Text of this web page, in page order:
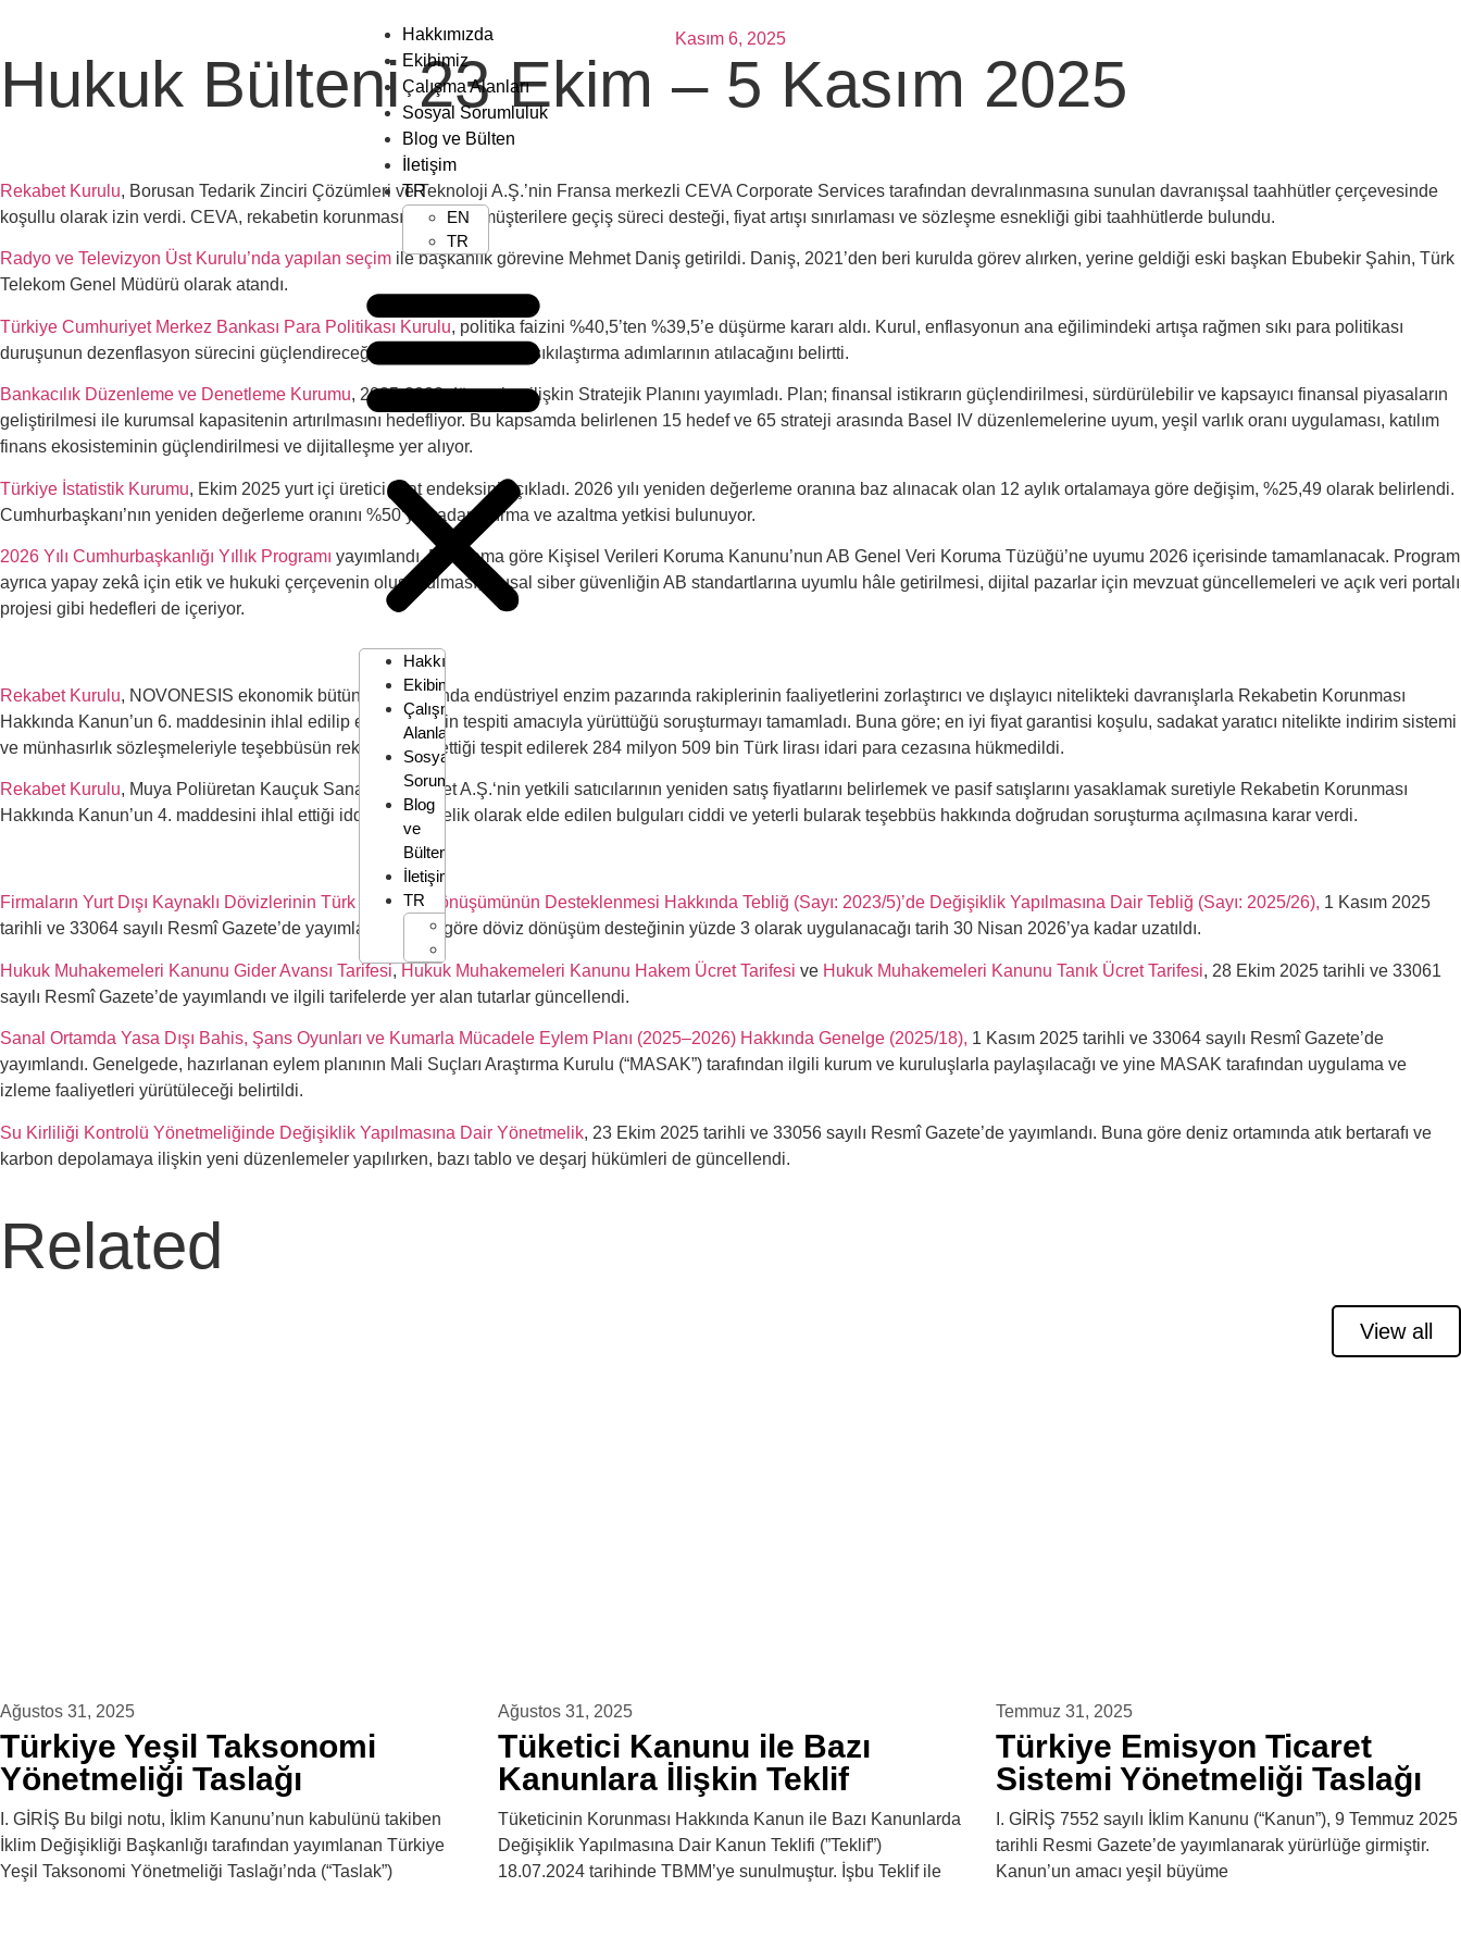
Hakkımızda
Ekibimiz
Çalışma Alanları
Sosyal Sorumluluk
Blog ve Bülten
İletişim
TR
EN
TR
Hakkımızda
Ekibimiz
Çalışma
Alanları
Sosyal
Sorumluluk
Blog
ve
Bülten
İletişim
TR
EN
Kasım 6, 2025
Hukuk Bülteni 23 Ekim – 5 Kasım 2025
Rekabet Kurulu, Borusan Tedarik Zinciri Çözümleri ve Teknoloji A.Ş.’nin Fransa merkezli CEVA Corporate Services tarafından devralınmasına sunulan davranışsal taahhütler çerçevesinde
koşullu olarak izin verdi. CEVA, rekabetin korunması amacıyla müşterilere geçiş süreci desteği, fiyat artışı sınırlaması ve sözleşme esnekliği gibi taahhütlerde bulundu.
Radyo ve Televizyon Üst Kurulu’nda yapılan seçim ile başkanlık görevine Mehmet Daniş getirildi. Daniş, 2021’den beri kurulda görev alırken, yerine geldiği eski başkan Ebubekir Şahin, Türk
Telekom Genel Müdürü olarak atandı.
Türkiye Cumhuriyet Merkez Bankası Para Politikası Kurulu, politika faizini %40,5’ten %39,5’e düşürme kararı aldı. Kurul, enflasyonun ana eğilimindeki artışa rağmen sıkı para politikası
duruşunun dezenflasyon sürecini güçlendireceğini ve gerekirse ilave sıkılaştırma adımlarının atılacağını belirtti.
Bankacılık Düzenleme ve Denetleme Kurumu, 2025-2028 dönemine ilişkin Stratejik Planını yayımladı. Plan; finansal istikrarın güçlendirilmesi, sürdürülebilir ve kapsayıcı finansal piyasaların
geliştirilmesi ile kurumsal kapasitenin artırılmasını hedefliyor. Bu kapsamda belirlenen 15 hedef ve 65 strateji arasında Basel IV düzenlemelerine uyum, yeşil varlık oranı uygulaması, katılım
finans ekosisteminin güçlendirilmesi ve dijitalleşme yer alıyor.
Türkiye İstatistik Kurumu, Ekim 2025 yurt içi üretici fiyat endeksini açıkladı. 2026 yılı yeniden değerleme oranına baz alınacak olan 12 aylık ortalamaya göre değişim, %25,49 olarak belirlendi.
Cumhurbaşkanı’nın yeniden değerleme oranını %50’ye kadar artırma ve azaltma yetkisi bulunuyor.
2026 Yılı Cumhurbaşkanlığı Yıllık Programı yayımlandı. Programa göre Kişisel Verileri Koruma Kanunu’nun AB Genel Veri Koruma Tüzüğü’ne uyumu 2026 içerisinde tamamlanacak. Program
ayrıca yapay zekâ için etik ve hukuki çerçevenin oluşturulması, ulusal siber güvenliğin AB standartlarına uyumlu hâle getirilmesi, dijital pazarlar için mevzuat güncellemeleri ve açık veri portalı
projesi gibi hedefleri de içeriyor.
Rekabet Kurulu, NOVONESIS ekonomik bütünlüğü hakkında endüstriyel enzim pazarında rakiplerinin faaliyetlerini zorlaştırıcı ve dışlayıcı nitelikteki davranışlarla Rekabetin Korunması
Hakkında Kanun’un 6. maddesinin ihlal edilip edilmediğinin tespiti amacıyla yürüttüğü soruşturmayı tamamladı. Buna göre; en iyi fiyat garantisi koşulu, sadakat yaratıcı nitelikte indirim sistemi
ve münhasırlık sözleşmeleriyle teşebbüsün rekabeti ihlal ettiği tespit edilerek 284 milyon 509 bin Türk lirası idari para cezasına hükmedildi.
Rekabet Kurulu, Muya Poliüretan Kauçuk Sanayi ve Ticaret A.Ş.‘nin yetkili satıcılarının yeniden satış fiyatlarını belirlemek ve pasif satışlarını yasaklamak suretiyle Rekabetin Korunması
Hakkında Kanun’un 4. maddesini ihlal ettiği iddiasına yönelik olarak elde edilen bulguları ciddi ve yeterli bularak teşebbüs hakkında doğrudan soruşturma açılmasına karar verdi.
Firmaların Yurt Dışı Kaynaklı Dövizlerinin Türk Lirasına Dönüşümünün Desteklenmesi Hakkında Tebliğ (Sayı: 2023/5)’de Değişiklik Yapılmasına Dair Tebliğ (Sayı: 2025/26), 1 Kasım 2025
tarihli ve 33064 sayılı Resmî Gazete’de yayımlandı. Buna göre döviz dönüşüm desteğinin yüzde 3 olarak uygulanacağı tarih 30 Nisan 2026’ya kadar uzatıldı.
Hukuk Muhakemeleri Kanunu Gider Avansı Tarifesi, Hukuk Muhakemeleri Kanunu Hakem Ücret Tarifesi ve Hukuk Muhakemeleri Kanunu Tanık Ücret Tarifesi, 28 Ekim 2025 tarihli ve 33061
sayılı Resmî Gazete’de yayımlandı ve ilgili tarifelerde yer alan tutarlar güncellendi.
Sanal Ortamda Yasa Dışı Bahis, Şans Oyunları ve Kumarla Mücadele Eylem Planı (2025–2026) Hakkında Genelge (2025/18), 1 Kasım 2025 tarihli ve 33064 sayılı Resmî Gazete’de
yayımlandı. Genelgede, hazırlanan eylem planının Mali Suçları Araştırma Kurulu (“MASAK”) tarafından ilgili kurum ve kuruluşlarla paylaşılacağı ve yine MASAK tarafından uygulama ve
izleme faaliyetleri yürütüleceği belirtildi.
Su Kirliliği Kontrolü Yönetmeliğinde Değişiklik Yapılmasına Dair Yönetmelik, 23 Ekim 2025 tarihli ve 33056 sayılı Resmî Gazete’de yayımlandı. Buna göre deniz ortamında atık bertarafı ve
karbon depolamaya ilişkin yeni düzenlemeler yapılırken, bazı tablo ve deşarj hükümleri de güncellendi.
Related
View all
Ağustos 31, 2025
Türkiye Yeşil Taksonomi
Yönetmeliği Taslağı
I. GİRİŞ Bu bilgi notu, İklim Kanunu’nun kabulünü takiben
İklim Değişikliği Başkanlığı tarafından yayımlanan Türkiye
Yeşil Taksonomi Yönetmeliği Taslağı’nda (“Taslak”)
Ağustos 31, 2025
Tüketici Kanunu ile Bazı
Kanunlara İlişkin Teklif
Tüketicinin Korunması Hakkında Kanun ile Bazı Kanunlarda
Değişiklik Yapılmasına Dair Kanun Teklifi (”Teklif”)
18.07.2024 tarihinde TBMM’ye sunulmuştur. İşbu Teklif ile
Temmuz 31, 2025
Türkiye Emisyon Ticaret
Sistemi Yönetmeliği Taslağı
I. GİRİŞ 7552 sayılı İklim Kanunu (“Kanun”), 9 Temmuz 2025
tarihli Resmi Gazete’de yayımlanarak yürürlüğe girmiştir.
Kanun’un amacı yeşil büyüme